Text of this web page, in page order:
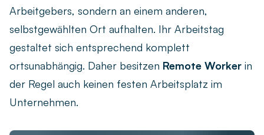
Arbeitgebers, sondern an einem anderen,
selbstgewählten Ort aufhalten. Ihr Arbeitstag
gestaltet sich entsprechend komplett
ortsunabhängig. Daher besitzen Remote Worker in
der Regel auch keinen festen Arbeitsplatz im
Unternehmen.